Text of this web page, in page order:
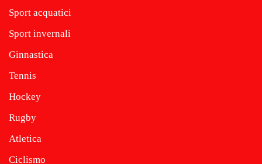
Sport acquatici
Sport invernali
Ginnastica
Tennis
Hockey
Rugby
Atletica
Ciclismo